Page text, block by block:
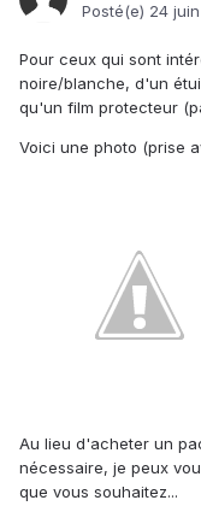
Posté(e) 24
Pour ceux qui sont
noire/blanche, d'un
qu'un film protecteur
Voici une photo (prise
Au lieu d'acheter un
nécessaire, je peux
que vous souhaitez...